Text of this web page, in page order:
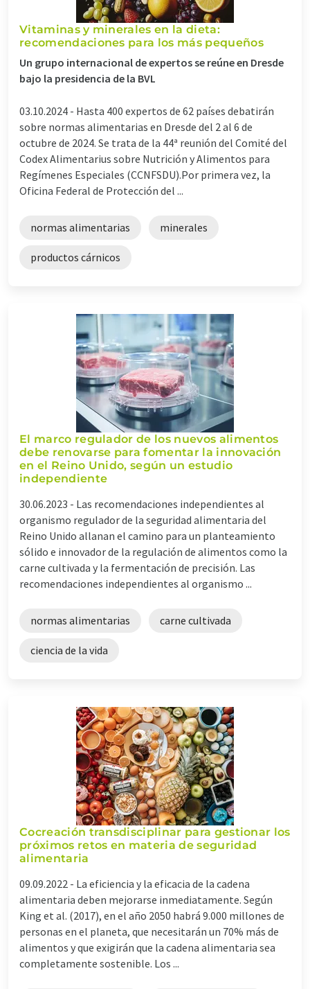
Vitaminas y minerales en la dieta:
recomendaciones para los más pequeños
Un grupo internacional de expertos se reúne en Dresde
bajo la presidencia de la BVL
03.10.2024 - Hasta 400 expertos de 62 países debatirán
sobre normas alimentarias en Dresde del 2 al 6 de
octubre de 2024. Se trata de la 44ª reunión del Comité del
Codex Alimentarius sobre Nutrición y Alimentos para
Regímenes Especiales (CCNFSDU).Por primera vez, la
Oficina Federal de Protección del ...
normas alimentarias minerales
productos cárnicos
El marco regulador de los nuevos alimentos
debe renovarse para fomentar la innovación
en el Reino Unido, según un estudio
independiente
30.06.2023 - Las recomendaciones independientes al
organismo regulador de la seguridad alimentaria del
Reino Unido allanan el camino para un planteamiento
sólido e innovador de la regulación de alimentos como la
carne cultivada y la fermentación de precisión. Las
recomendaciones independientes al organismo ...
normas alimentarias carne cultivada
ciencia de la vida
Cocreación transdisciplinar para gestionar los
próximos retos en materia de seguridad
alimentaria
09.09.2022 - La eficiencia y la eficacia de la cadena
alimentaria deben mejorarse inmediatamente. Según
King et al. (2017), en el año 2050 habrá 9.000 millones de
personas en el planeta, que necesitarán un 70% más de
alimentos y que exigirán que la cadena alimentaria sea
completamente sostenible. Los ...